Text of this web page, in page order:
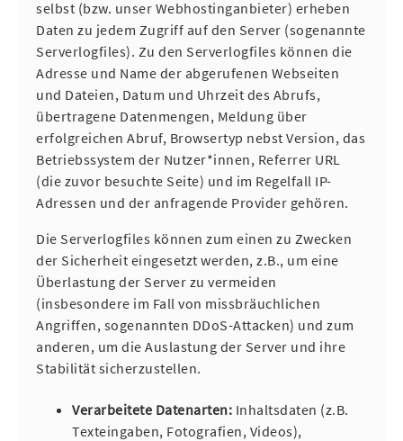
selbst (bzw. unser Webhostinganbieter) erheben
Daten zu jedem Zugriff auf den Server (sogenannte
Serverlogfiles). Zu den Serverlogfiles können die
Adresse und Name der abgerufenen Webseiten
und Dateien, Datum und Uhrzeit des Abrufs,
übertragene Datenmengen, Meldung über
erfolgreichen Abruf, Browsertyp nebst Version, das
Betriebssystem der Nutzer*innen, Referrer URL
(die zuvor besuchte Seite) und im Regelfall IP-
Adressen und der anfragende Provider gehören.
Die Serverlogfiles können zum einen zu Zwecken
der Sicherheit eingesetzt werden, z.B., um eine
Überlastung der Server zu vermeiden
(insbesondere im Fall von missbräuchlichen
Angriffen, sogenannten DDoS-Attacken) und zum
anderen, um die Auslastung der Server und ihre
Stabilität sicherzustellen.
Verarbeitete Datenarten: Inhaltsdaten (z.B.
Texteingaben, Fotografien, Videos),